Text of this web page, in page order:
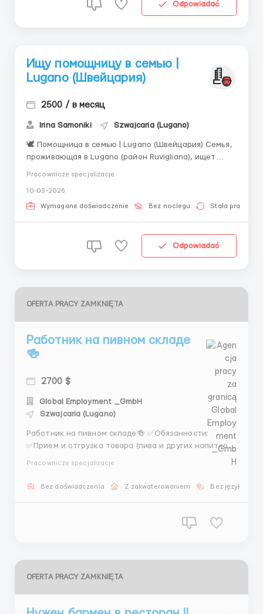
Odpowiadać
Ищу помощницу в семью |
Lugano (Швейцария)
2500 / в месяц
Irina Samoniki Szwajcaria (Lugano)
🕊 Помощница в семью | Lugano (Швейцария) Семья,
проживающая в Lugano (район Ruvigliana), ищет
новорождённая 📍 Условия работы • Part-time —
около 5 часов в день • 5&nda...
Pracownicze specjalizacje
10-03-2026
Wymagane doświadczenie Bez noclegu Stała praca
Odpowiadać
OFERTA PRACY ZAMKNIĘTA
Работник на пивном складе
🍻
2700 $
Global Employment _GmbH
Szwajcaria (Lugano)
Работник на пивном складе🍻 ✅Обязанности:
✅Прием и отгрузка товара (пива и других напитков)
товара на складе с соблюдением стандартов
Pracownicze specjalizacje
Bez doświadczenia Z zakwaterowaniem Bez języka
OFERTA PRACY ZAMKNIĘTA